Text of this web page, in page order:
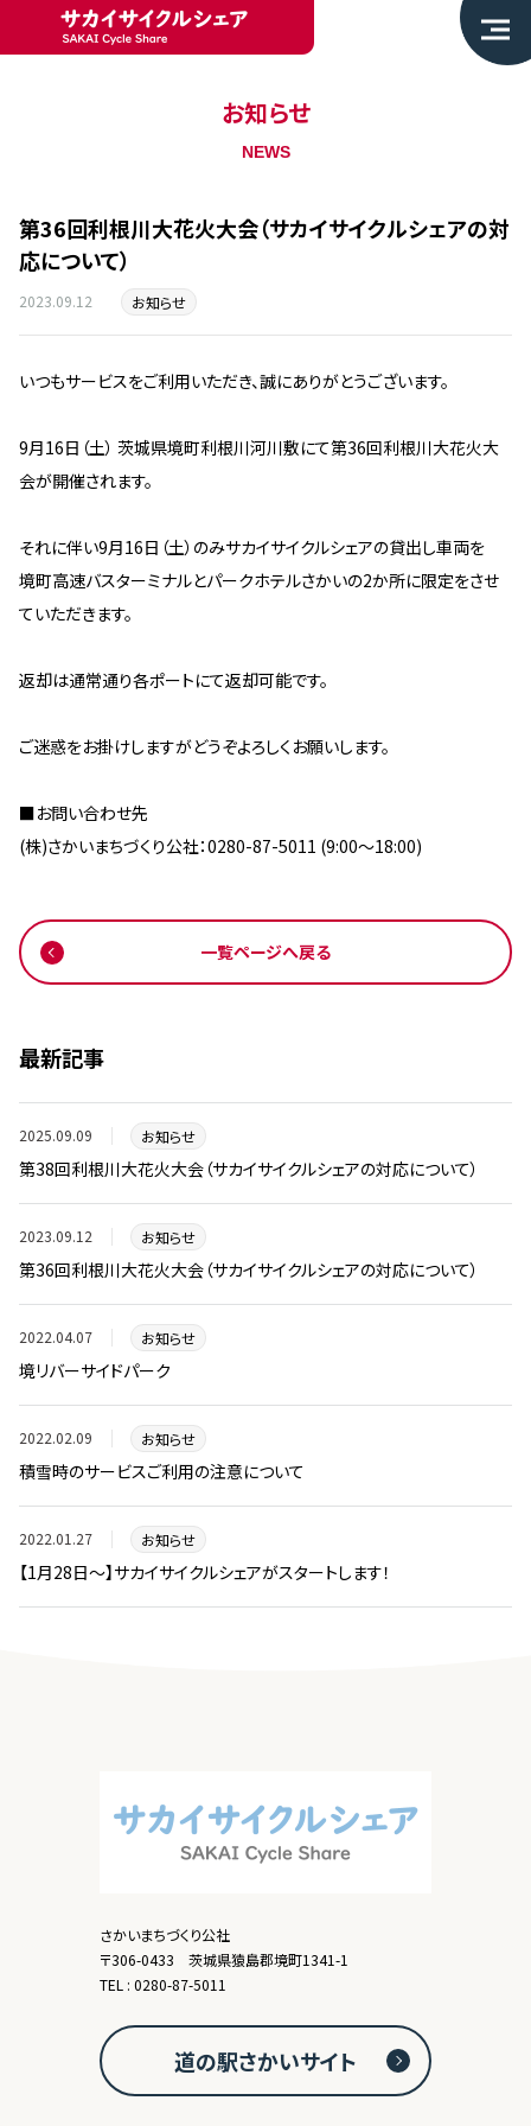
お知らせ
NEWS
第36回利根川大花火大会（サカイサイクルシェアの対
応について）
2023.09.12 お知らせ
いつもサービスをご利用いただき、誠にありがとうございます。
9月16日（土） 茨城県境町利根川河川敷にて第36回利根川大花火大
会が開催されます。
それに伴い9月16日（土）のみサカイサイクルシェアの貸出し車両を
境町高速バスターミナルとパークホテルさかいの2か所に限定をさせ
ていただきます。
返却は通常通り各ポートにて返却可能です。
ご迷惑をお掛けしますがどうぞよろしくお願いします。
■お問い合わせ先
(株)さかいまちづくり公社：0280-87-5011 (9:00～18:00)
一覧ページへ戻る
最新記事
2025.09.09 お知らせ
第38回利根川大花火大会（サカイサイクルシェアの対応について）
2023.09.12 お知らせ
第36回利根川大花火大会（サカイサイクルシェアの対応について）
2022.04.07 お知らせ
境リバーサイドパーク
2022.02.09 お知らせ
積雪時のサービスご利用の注意について
2022.01.27 お知らせ
【1月28日〜】サカイサイクルシェアがスタートします！
さかいまちづくり公社
〒306-0433 茨城県猿島郡境町1341-1
TEL : 0280-87-5011
道の駅さかいサイト